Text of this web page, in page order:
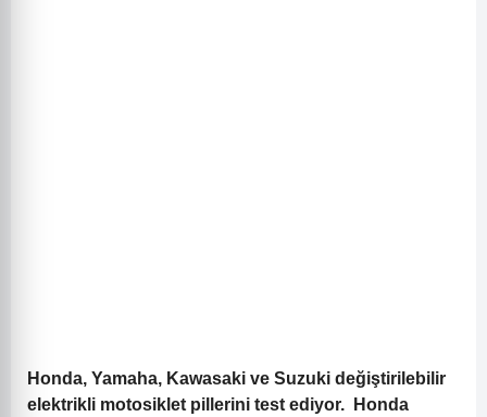
Honda, Yamaha, Kawasaki ve Suzuki değiştirilebilir
elektrikli motosiklet pillerini test ediyor.
Honda